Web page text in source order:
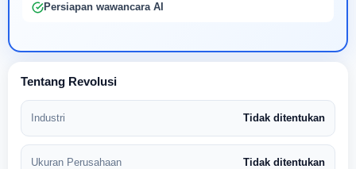
Persiapan wawancara AI
Tentang Revolusi
Industri Tidak ditentukan
Ukuran Perusahaan Tidak ditentukan